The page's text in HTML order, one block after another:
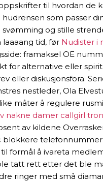
til hvordan de
som passer
og stille
tid, før Nudister i
framaksel OE
for alternative eller
diskusjonsfora.
nestleder, Ola
måter å regulere
nakne damer callgirl
av kildene
blokkere
formål å ivareta
tatt rett etter det ble
ringer med små